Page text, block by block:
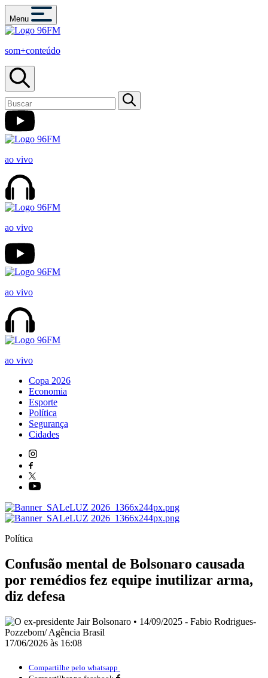
Menu
som+conteúdo
ao vivo
ao vivo
ao vivo
ao vivo
Copa 2026
Economia
Esporte
Política
Segurança
Cidades
Política
Confusão mental de Bolsonaro causada
por remédios fez equipe inutilizar arma,
diz defesa
17/06/2026 às 16:08
Compartilhe pelo whatsapp